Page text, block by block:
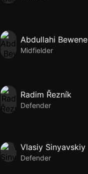
Abdullahi Bewene
Midfielder
Radim Řezník
Defender
Vlasiy Sinyavskiy
Defender